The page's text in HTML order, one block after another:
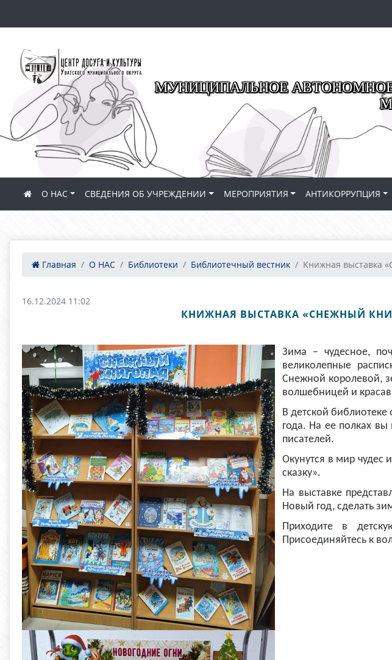
МУНИЦИПАЛЬНОЕ АВТОНОМНОЕ
О НАС СВЕДЕНИЯ ОБ УЧРЕЖДЕНИИ МЕРОПРИЯТИЯ АНТИКОРРУПЦИЯ
Главная О НАС Библиотеки Библиотечный вестник Книжная выставка
16.12.2024 11:02
КНИЖНАЯ ВЫСТАВКА «СНЕЖНЫЙ
Зима – чудесное,
великолепные
Снежной королевой,
волшебницей и
В детской
года. На ее полках вы
писателей.
Окунутся в мир чудес
сказку».
На выставке
Новый год, сделать
Приходите в
Присоединяйтесь к